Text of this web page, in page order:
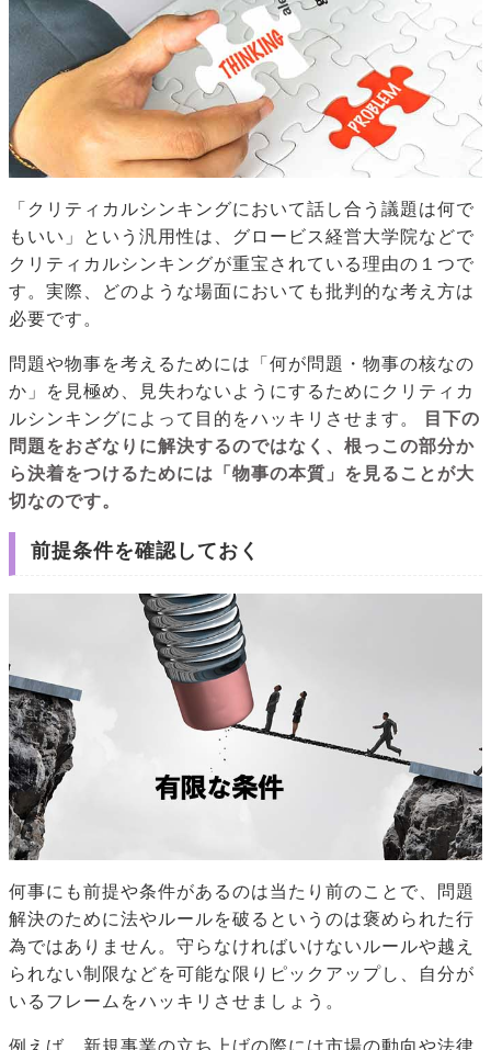
「クリティカルシンキングにおいて話し合う議題は何で
もいい」という汎用性は、グロービス経営大学院などで
クリティカルシンキングが重宝されている理由の１つで
す。実際、どのような場面においても批判的な考え方は
必要です。
問題や物事を考えるためには「何が問題・物事の核なの
か」を見極め、見失わないようにするためにクリティカ
ルシンキングによって目的をハッキリさせます。
目下の
問題をおざなりに解決するのではなく、根っこの部分か
ら決着をつけるためには「物事の本質」を見ることが大
切なのです。
前提条件を確認しておく
何事にも前提や条件があるのは当たり前のことで、問題
解決のために法やルールを破るというのは褒められた行
為ではありません。守らなければいけないルールや越え
られない制限などを可能な限りピックアップし、自分が
いるフレームをハッキリさせましょう。